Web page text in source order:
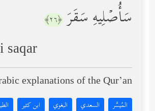
سَأُصۡلِیهِ سَقَرَ ﴿٢٦﴾
saqar
explanations of the Qur’an:
المُيسَّر السعدي البغوي ابن كثير